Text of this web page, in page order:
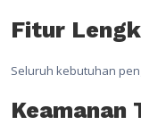
Fitur
Seluruh kebutuhan